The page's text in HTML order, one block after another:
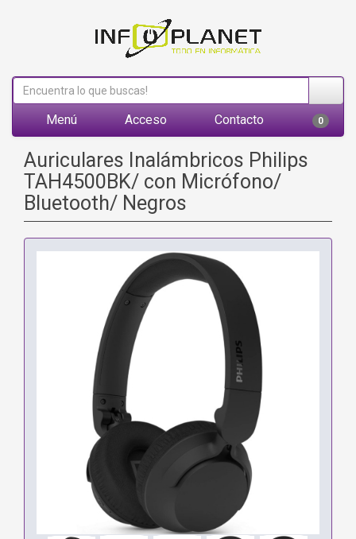
Menú Acceso Contacto 0
Auriculares Inalámbricos Philips
TAH4500BK/ con Micrófono/
Bluetooth/ Negros